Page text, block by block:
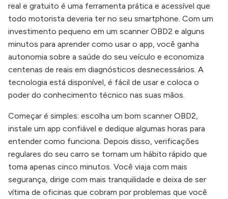
real e gratuito é uma ferramenta prática e acessível que
todo motorista deveria ter no seu smartphone. Com um
investimento pequeno em um scanner OBD2 e alguns
minutos para aprender como usar o app, você ganha
autonomia sobre a saúde do seu veículo e economiza
centenas de reais em diagnósticos desnecessários. A
tecnologia está disponível, é fácil de usar e coloca o
poder do conhecimento técnico nas suas mãos.
Começar é simples: escolha um bom scanner OBD2,
instale um app confiável e dedique algumas horas para
entender como funciona. Depois disso, verificações
regulares do seu carro se tornam um hábito rápido que
toma apenas cinco minutos. Você viaja com mais
segurança, dirige com mais tranquilidade e deixa de ser
vítima de oficinas que cobram por problemas que você